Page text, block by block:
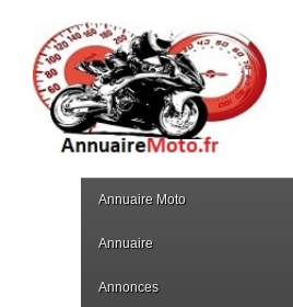
Annuaire Moto
Annuaire
Annonces